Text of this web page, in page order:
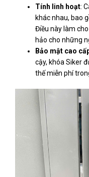
Tính linh hoạt:
khác nhau, bao
Điều này làm
hảo cho những
Bảo mật cao
cậy, khóa Siker
thế miễn phí